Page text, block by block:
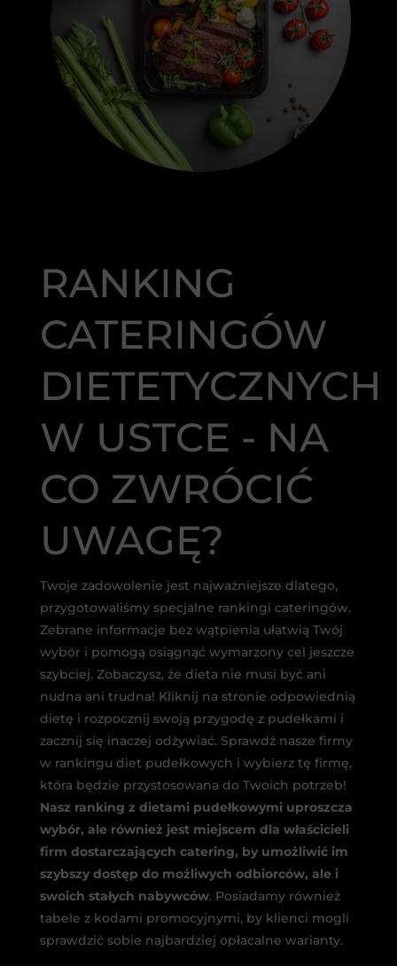
RANKING
CATERINGÓW
DIETETYCZNYCH
W USTCE - NA
CO ZWRÓCIĆ
UWAGĘ?
Twoje zadowolenie jest najważniejsze dlatego,
przygotowaliśmy specjalne rankingi cateringów.
Zebrane informacje bez wątpienia ułatwią Twój
wybór i pomogą osiągnąć wymarzony cel jeszcze
szybciej. Zobaczysz, że dieta nie musi być ani
nudna ani trudna! Kliknij na stronie odpowiednią
dietę i rozpocznij swoją przygodę z pudełkami i
zacznij się inaczej odżywiać. Sprawdź nasze firmy
w rankingu diet pudełkowych i wybierz tę firmę,
która będzie przystosowana do Twoich potrzeb!
Nasz ranking z dietami pudełkowymi uproszcza
wybór, ale również jest miejscem dla właścicieli
firm dostarczających catering, by umożliwić im
szybszy dostęp do możliwych odbiorców, ale i
swoich stałych nabywców. Posiadamy również
tabele z kodami promocyjnymi, by klienci mogli
sprawdzić sobie najbardziej opłacalne warianty.